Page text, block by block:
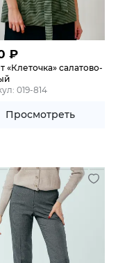
₽
«Клеточка» салатово-
019-814
Просмотреть